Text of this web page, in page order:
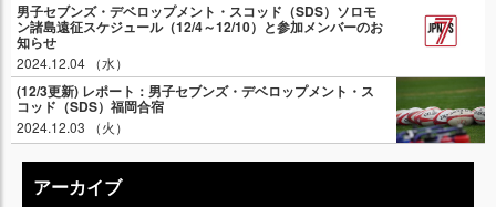
男子セブンズ・デベロップメント・スコッド（SDS）ソロモ
ン諸島遠征スケジュール（12/4～12/10）と参加メンバーのお
知らせ
2024.12.04 （水）
(12/3更新) レポート：男子セブンズ・デベロップメント・ス
コッド（SDS）福岡合宿
2024.12.03 （火）
アーカイブ